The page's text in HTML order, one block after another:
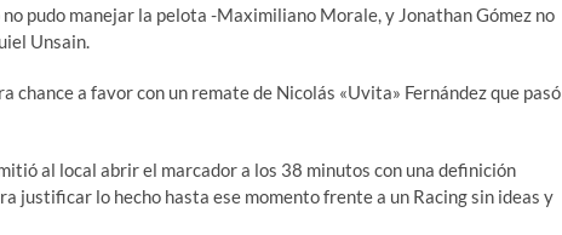
pudo manejar la pelota -Maximiliano Morale, y Jonathan Gómez no
Unsain.
a favor con un remate de Nicolás «Uvita» Fernández que pasó
al local abrir el marcador a los 38 minutos con una definición
justificar lo hecho hasta ese momento frente a un Racing sin ideas y